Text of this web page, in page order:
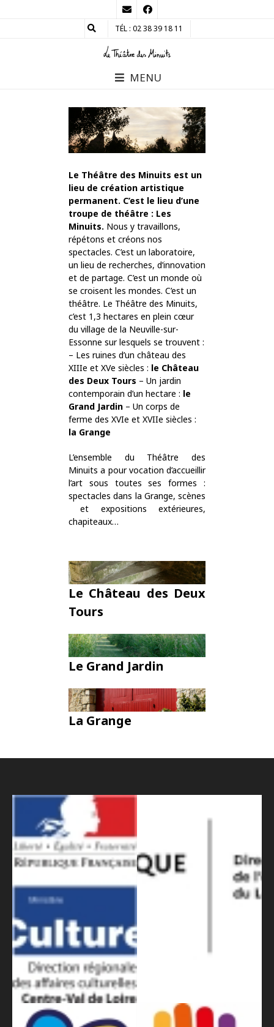
TÉL : 02 38 39 18 11
MENU
Le Théâtre des Minuits est un
lieu de création artistique
permanent. C’est le lieu d’une
troupe de théâtre : Les
Minuits. Nous y travaillons,
répétons et créons nos
spectacles. C’est un laboratoire,
un lieu de recherches, d’innovation
et de partage. C’est un monde où
se croisent les mondes. C’est un
théâtre. Le Théâtre des Minuits,
c’est 1,3 hectares en plein cœur
du village de la Neuville-sur-
Essonne sur lesquels se trouvent :
– Les ruines d’un château des
XIIIe et XVe siècles : le Château
des Deux Tours – Un jardin
contemporain d’un hectare : le
Grand Jardin – Un corps de
ferme des XVIe et XVIIe siècles :
la Grange
L’ensemble du Théâtre des
Minuits a pour vocation d’accueillir
l’art sous toutes ses formes :
spectacles dans la Grange, scènes
et expositions extérieures,
chapiteaux…
Le Château des Deux
Tours
Le Grand Jardin
La Grange